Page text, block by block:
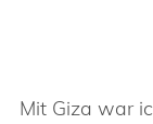
Mit Giza war